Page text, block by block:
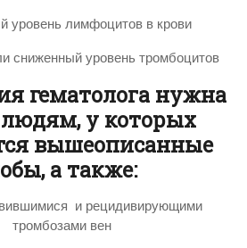
уровень лимфоцитов в крови
сниженный уровень тромбоцитов
гематолога нужна
у которых
вышеописанные
а также:
и рецидивирующими
тромбозами вен